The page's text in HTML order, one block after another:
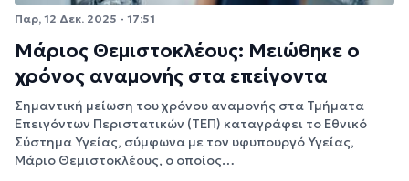
Παρ, 12 Δεκ. 2025 - 17:51
Μάριος Θεμιστοκλέους: Mειώθηκε ο
χρόνος αναμονής στα επείγοντα
Σημαντική μείωση του χρόνου αναμονής στα Τμήματα
Επειγόντων Περιστατικών (ΤΕΠ) καταγράφει το Εθνικό
Σύστημα Υγείας, σύμφωνα με τον υφυπουργό Υγείας,
Μάριο Θεμιστοκλέους, ο οποίος…